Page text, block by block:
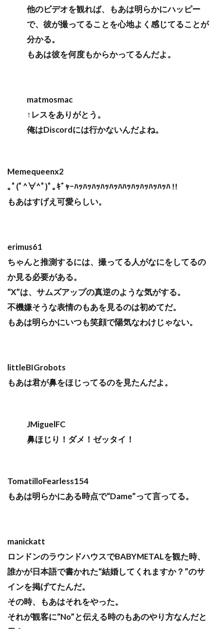
他のビデオを観れば、もあは明らかにハッピー
で、彼が撮ってることを心地よく感じてることが
分かる。
もあは彼を何度もからかってるんだよ。
matmosmac
↑レスをありがとう。
俺はDiscordには行かないんだよね。
Memequeenx2
｡ﾟ(ﾟ^∀^ﾟ)ﾟ｡ｷﾞｬｰﾊｯﾊｯﾊｯﾊｯﾊｯﾊﾊｯﾊｯﾊｯﾊｯﾊｯﾊ !!
もあはすげえ可愛らしい。
erimus61
ちゃんと推測するには、撮ってる人がなにをしてるの
か見る必要がある。
“X”は、サムズアップの真逆のような気がする。
不機嫌そうな表情のもあを見るのは初めてだ。
もあは明らかにいつも笑顔で陽気なわけじゃない。
littleBIGrobots
もあは君が鼻をほじってるのを見たんだよ。
JMiguelFC
鼻ほじり！ダメ！ゼッタイ！
TomatilloFearless154
もあは明らかにある時点で“Dame”って言ってる。
manickatt
ロンドンのラウンドハウスでBABYMETALを観た時、
誰かが日本語で書かれた“結婚してくれますか？”のサ
インを掲げてたんだ。
その時、もあはそれをやった。
それが観客に“No”と伝える時のもあのやり方なんだと